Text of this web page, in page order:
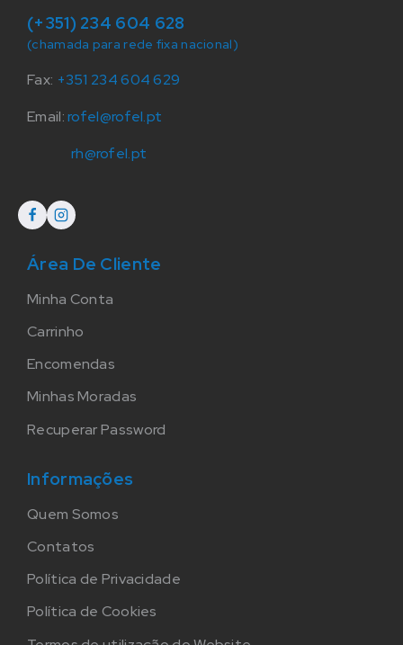
(+351) 234 604 628
(chamada para rede fixa nacional)
Fax: +351 234 604 629
Email:rofel@rofel.pt
rh@rofel.pt
Área De Cliente
Minha Conta
Carrinho
Encomendas
Minhas Moradas
Recuperar Password
Informações
Quem Somos
Contatos
Política de Privacidade
Política de Cookies